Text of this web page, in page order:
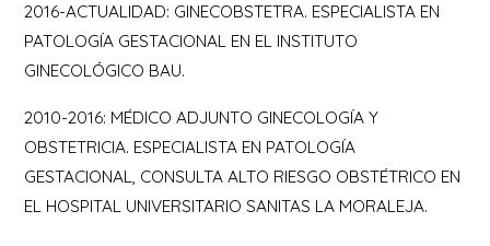
2016-ACTUALIDAD: GINECOBSTETRA. ESPECIALISTA EN
PATOLOGÍA GESTACIONAL EN EL INSTITUTO
GINECOLÓGICO BAU.
2010-2016: MÉDICO ADJUNTO GINECOLOGÍA Y
OBSTETRICIA. ESPECIALISTA EN PATOLOGÍA
GESTACIONAL, CONSULTA ALTO RIESGO OBSTÉTRICO EN
EL HOSPITAL UNIVERSITARIO SANITAS LA MORALEJA.